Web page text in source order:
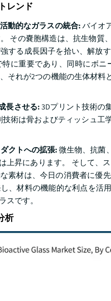
レンド
動的なガラスの統合:バイオ
その嚢胞構造は、抗生物
する成長因子を拾い、解放
に重要であり、同時にボ
それが2つの機能の生体材
長させる:3Dプリント技術の
術は骨およびティッシュ
クトへの拡張:微生物、抗菌
上昇にあります。 そして
素材は、今日の消費者に優
、材料の機能的な利点を活
スです。
析